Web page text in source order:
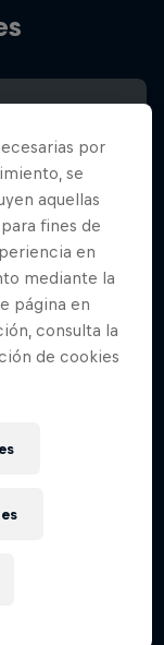
por
se
aquellas
fines de
en
mediante la
página en
consulta la
de cookies